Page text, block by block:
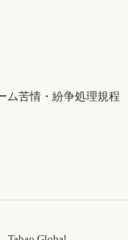
ム苦情・紛争処理規程